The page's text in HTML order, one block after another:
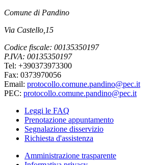
Comune di Pandino
Via Castello,15
Codice fiscale: 00135350197
P.IVA: 00135350197
Tel: +390373973300
Fax: 0373970056
Email: protocollo.comune.pandino@pec.it
PEC: protocollo.comune.pandino@pec.it
Leggi le FAQ
Prenotazione appuntamento
Segnalazione disservizio
Richiesta d'assistenza
Amministrazione trasparente